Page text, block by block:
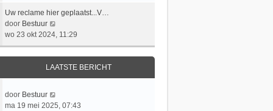
c
h
t
s
t
e
b
e
r
i
c
h
s
t
e
b
e
i
h
i
j
k
l
a
a
t
t
L
a
a
t
s
e
e
Uw reclame hier geplaatst...V…
door Bestuur
e
k
i
j
k
wo 23 okt 2024, 11:29
LAATSTE BERICHT
L
a
door Bestuur
e
ma 19 mei 2025, 07:43